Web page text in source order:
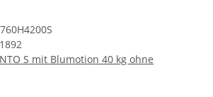
760H4200S
S mit Blumotion 40 kg ohne